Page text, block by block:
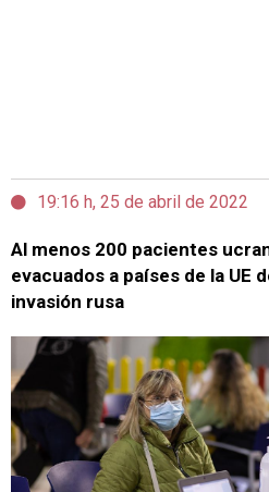
19:16 h, 25 de abril de 2022
Al menos 200 pacientes
evacuados a países de la UE
invasión rusa